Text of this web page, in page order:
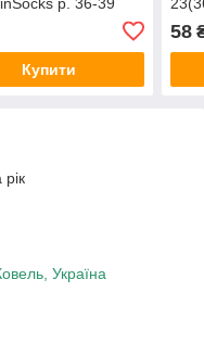
Купити
58
Україна